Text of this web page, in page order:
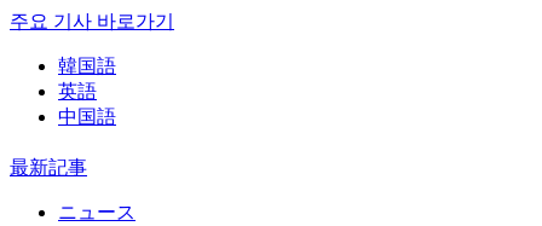
주요 기사 바로가기
韓国語
英語
中国語
最新記事
ニュース